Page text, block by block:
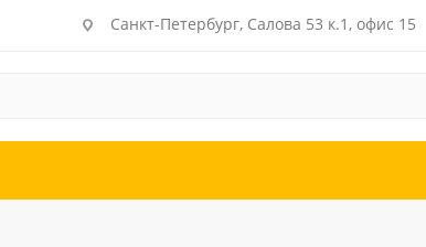
Санкт-Петербург, Салова 53 к.1, офис 15